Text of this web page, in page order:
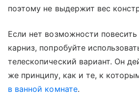
поэтому не выдержит вес
Если нет возможности
карниз, попробуйте
телескопический вариант. Он
же принципу, как и те, к
в ванной комнате.